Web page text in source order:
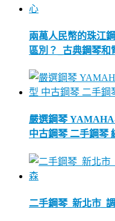
兩萬人民幣的珠江
區別？_古典鋼琴和
嚴選鋼琴
中古鋼琴 二手鋼琴
二手鋼琴_新北市_